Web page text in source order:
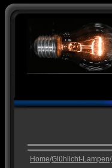
Home/Glühlicht-Lampen/